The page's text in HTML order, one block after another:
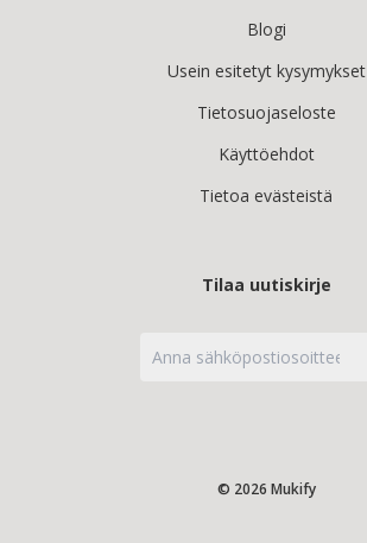
Blogi
Usein esitetyt kysymykset
Tietosuojaseloste
Käyttöehdot
Tietoa evästeistä
Tilaa uutiskirje
© 2026 Mukify